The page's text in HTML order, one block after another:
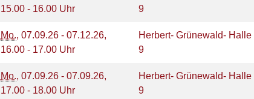
15.00 - 16.00 Uhr
9
Mo., 07.09.26 - 07.12.26,
16.00 - 17.00 Uhr
Herbert- Grünewald- Halle
9
Mo., 07.09.26 - 07.09.26,
17.00 - 18.00 Uhr
Herbert- Grünewald- Halle
9